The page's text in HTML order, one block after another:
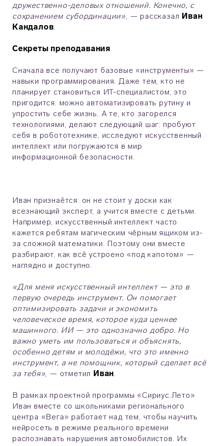
дружественно-деловых отношений. Конечно, с
сохранением субординации», — рассказал Иван
Кандалов.
Секреты преподавания
Сначала все получают базовые «инструменты» —
навыки программирования. Даже тем, кто не
планирует становиться ИТ-специалистом, это
пригодится: можно автоматизировать рутину и
упростить себе жизнь. А те, кто загорелся
технологиями, делают следующий шаг: пробуют
себя в робототехнике, исследуют искусственный
интеллект или погружаются в мир
информационной безопасности.
Иван признаётся: он не стоит у доски как
всезнающий эксперт, а учится вместе с детьми.
Например, искусственный интеллект часто
кажется ребятам магическим чёрным ящиком из-
за сложной математики. Поэтому они вместе
разбирают, как всё устроено «под капотом» —
наглядно и доступно.
«Для меня искусственный интеллект — это в
первую очередь инструмент. Он помогает
оптимизировать задачи и экономить
человеческое время, которое куда ценнее
машинного. ИИ — это однозначно добро. Но
важно уметь им пользоваться и объяснять,
особенно детям и молодёжи, что это именно
инструмент, а не помощник, который сделает всё
за тебя», — отметил Иван.
В рамках проектной программы «Сириус.Лето»
Иван вместе со школьниками регионального
центра «Вега» работает над тем, чтобы научить
нейросеть в режиме реального времени
распознавать нарушения автомобилистов. Их